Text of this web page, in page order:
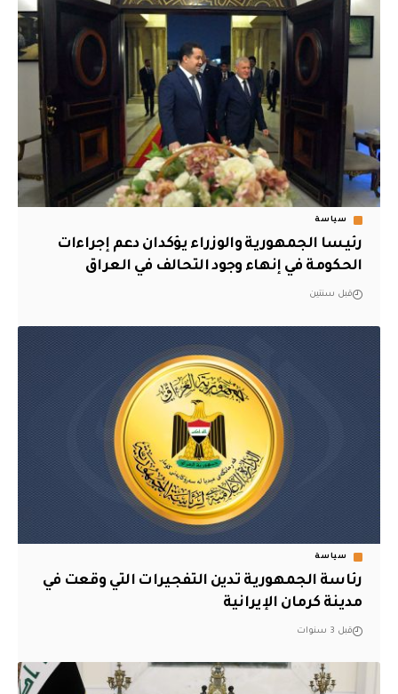
سياسة
رئيسا الجمهورية والوزراء يؤكدان دعم إجراءات
الحكومة في إنهاء وجود التحالف في العراق
قبل سنتين
سياسة
رئاسة الجمهورية تدين التفجيرات التي وقعت في
مدينة كرمان الإيرانية
قبل 3 سنوات